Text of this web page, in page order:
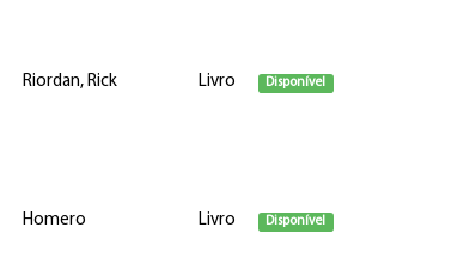
Riordan, Rick Livro Disponível
Homero Livro Disponível